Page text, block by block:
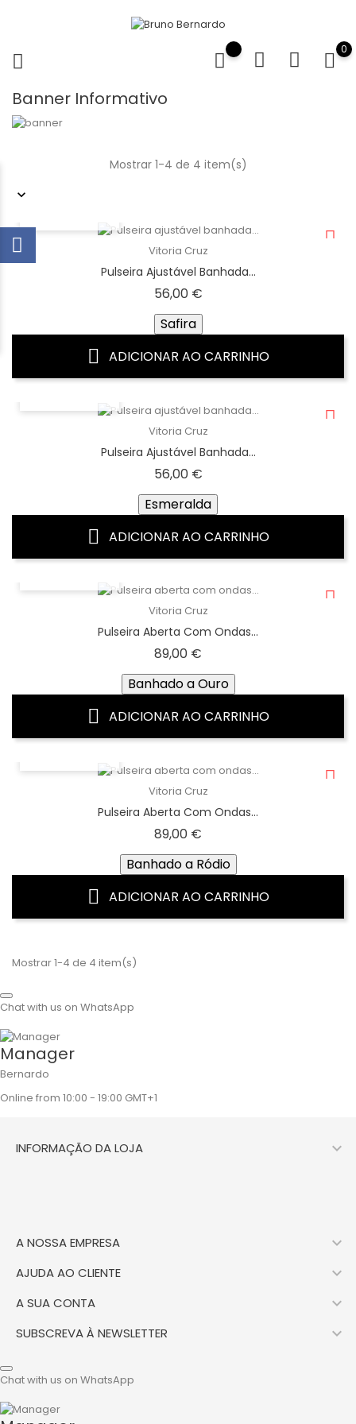
0
Banner Informativo
Mostrar 1-4 de 4 item(s)
Vitoria Cruz
Pulseira Ajustável Banhada...
56,00 €Preço
Safira
ADICIONAR AO CARRINHO
Vitoria Cruz
Pulseira Ajustável Banhada...
56,00 €Preço
Esmeralda
ADICIONAR AO CARRINHO
Vitoria Cruz
Pulseira Aberta Com Ondas...
89,00 €
Banhado a Ouro
ADICIONAR AO CARRINHO
Vitoria Cruz
Pulseira Aberta Com Ondas...
89,00 €
Banhado a Ródio
ADICIONAR AO CARRINHO
Mostrar 1-4 de 4 item(s)
Chat with us on WhatsApp
Manager
Bernardo
Online from 10:00 - 19:00 GMT+1
INFORMAÇÃO DA LOJA 
A NOSSA EMPRESA 
AJUDA AO CLIENTE 
A SUA CONTA 
SUBSCREVA À NEWSLETTER 
Chat with us on WhatsApp